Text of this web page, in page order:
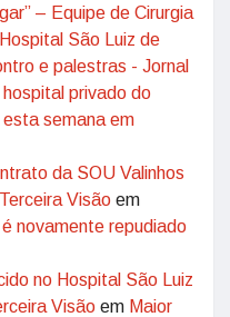
– Equipe de Cirurgia
São Luiz de
e palestras - Jornal
hospital privado do
semana em
da SOU Valinhos
Visão em
novamente repudiado
no Hospital São Luiz
Visão em Maior